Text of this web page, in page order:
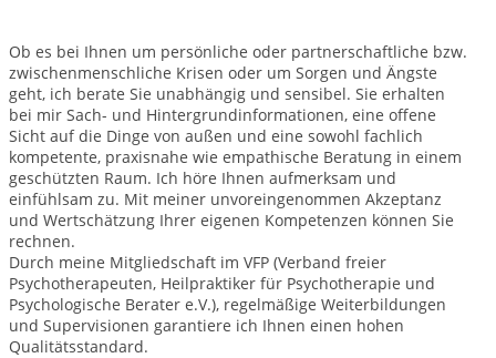
Ob es bei Ihnen um persönliche oder partnerschaftliche bzw.
zwischenmenschliche Krisen oder um Sorgen und Ängste
geht, ich berate Sie unabhängig und sensibel. Sie erhalten
bei mir Sach- und Hintergrundinformationen, eine offene
Sicht auf die Dinge von außen und eine sowohl fachlich
kompetente, praxisnahe wie empathische Beratung in einem
geschützten Raum. Ich höre Ihnen aufmerksam und
einfühlsam zu. Mit meiner unvoreingenommen Akzeptanz
und Wertschätzung Ihrer eigenen Kompetenzen können Sie
rechnen.
Durch meine Mitgliedschaft im VFP (Verband freier
Psychotherapeuten, Heilpraktiker für Psychotherapie und
Psychologische Berater e.V.), regelmäßige Weiterbildungen
und Supervisionen garantiere ich Ihnen einen hohen
Qualitätsstandard.